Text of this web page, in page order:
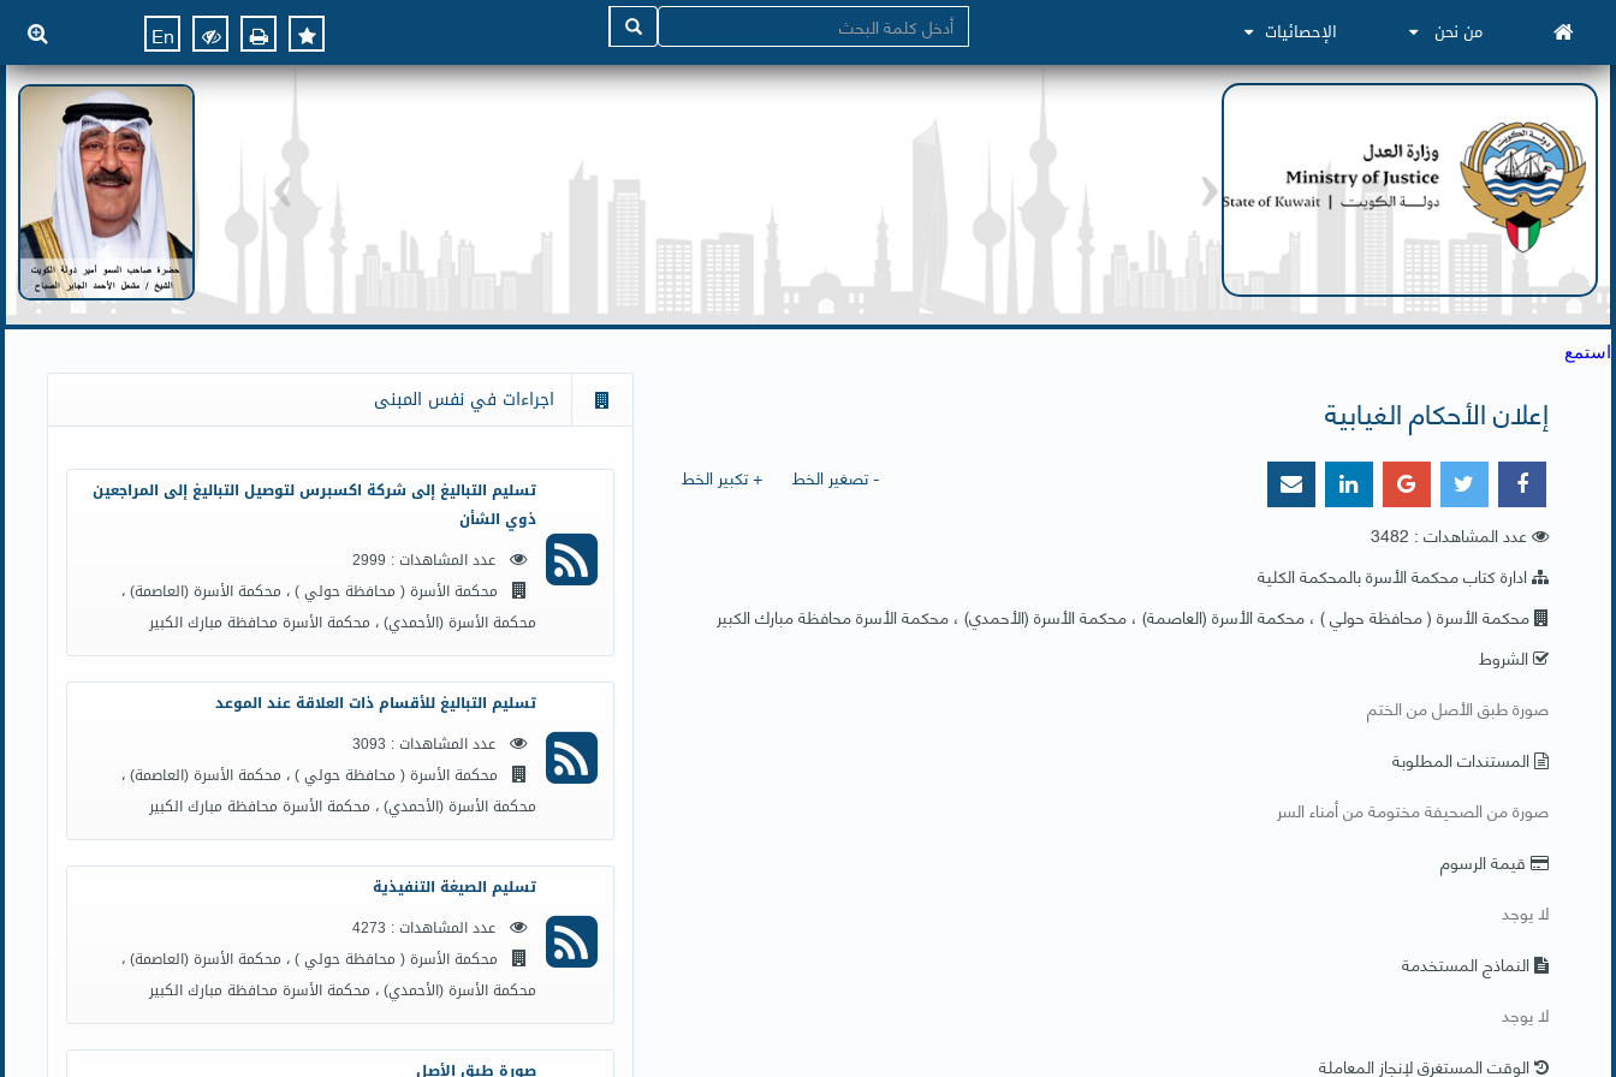
من نحن الإحصائيات En
استمع
إعلان الأحكام الغيابية
+ تكبير الخط
- تصغير الخط
عدد المشاهدات : 3482
ادارة كتاب محكمة الأسرة بالمحكمة الكلية
محكمة الأسرة ( محافظة حولي ) ، محكمة الأسرة (العاصمة) ، محكمة الأسرة (الأحمدي) ، محكمة الأسرة محافظة مبارك الكبير
الشروط
​صورة طبق الأصل من الختم
المستندات المطلوبة
​صورة من الصحيفة مختومة من أمناء السر
قيمة الرسوم
لا يوجد
النماذج المستخدمة
​لا يوجد
الوقت المستغرق لإنجاز المعاملة
اجراءات في نفس المبنى
تسليم التباليغ إلى شركة اكسبرس لتوصيل التباليغ إلى المراجعين
ذوي الشأن
عدد المشاهدات : 2999
محكمة الأسرة ( محافظة حولي ) ، محكمة الأسرة (العاصمة) ،
محكمة الأسرة (الأحمدي) ، محكمة الأسرة محافظة مبارك الكبير
تسليم التباليغ للأقسام ذات العلاقة عند الموعد
عدد المشاهدات : 3093
محكمة الأسرة ( محافظة حولي ) ، محكمة الأسرة (العاصمة) ،
محكمة الأسرة (الأحمدي) ، محكمة الأسرة محافظة مبارك الكبير
تسليم الصيغة التنفيذية
عدد المشاهدات : 4273
محكمة الأسرة ( محافظة حولي ) ، محكمة الأسرة (العاصمة) ،
محكمة الأسرة (الأحمدي) ، محكمة الأسرة محافظة مبارك الكبير
صورة طبق الأصل